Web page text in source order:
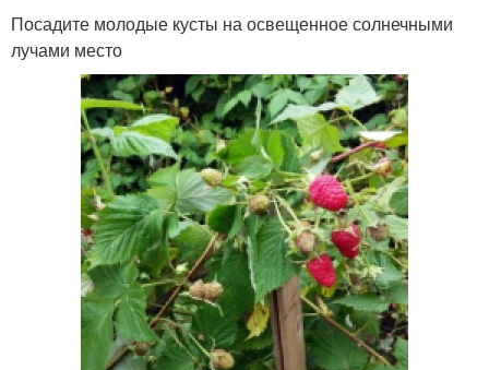
Посадите молодые кусты на освещенное солнечными
лучами место